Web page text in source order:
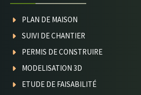
PLAN DE MAISON
SUIVI DE CHANTIER
PERMIS DE CONSTRUIRE
MODELISATION 3D
ETUDE DE FAISABILITÉ